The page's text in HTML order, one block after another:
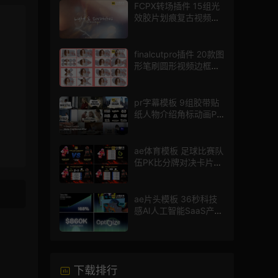
FCPX转场插件 15组光
效胶片划痕复古视频过
finalcutpro插件 20款图
形笔刷圆形视频边框遮
pr字幕模板 9组胶带贴
纸人物介绍角标动画PR
ae体育模板 足球比赛队
伍PK比分牌对决卡片球
ae片头模板 36秒科技
感AI人工智能SaaS产品
下载排行